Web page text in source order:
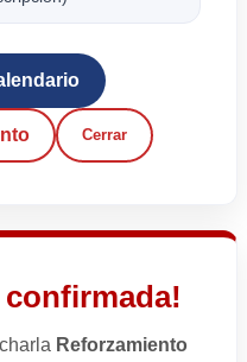
Cerrar
Reforzamiento